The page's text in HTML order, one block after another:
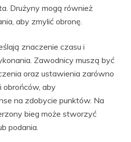
Drużyny mogą również
aby zmylić obronę.
znaczenie czasu i
Zawodnicy muszą być
oraz ustawienia zarówno
obrońców, aby
na zdobycie punktów. Na
bieg może stworzyć
podania.